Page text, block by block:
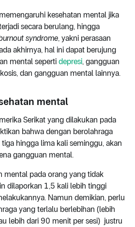
kesehatan mental jika
secara berulang, hingga
syndrome, yakni perasaan
akhirnya, hal ini dapat berujung
mental seperti depresi, gangguan
dan gangguan mental lainnya.
mental
Serikat yang dilakukan pada
bahwa dengan berolahraga
hingga lima kali seminggu, akan
gangguan mental.
mental pada orang yang tidak
dilaporkan 1,5 kali lebih tinggi
Namun demikian, perlu
yang terlalu berlebihan (lebih
lebih dari 90 menit per sesi) justru